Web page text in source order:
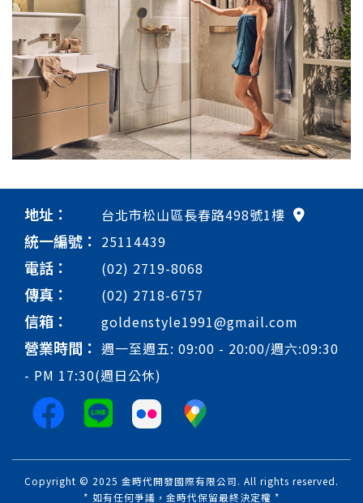
地址： 台北市松山區長春路498號1樓
統一編號： 25114439
電話： (02) 2719-8068
傳真： (02) 2718-6757
信箱： goldenstyle1991@gmail.com
營業時間： 週一至週五: 09:00 - 20:00/週六:09:30
- PM 17:30(週日公休)
Copyright © 2025 金時代開發國際有限公司. All rights reserved.
* 如有任何爭議，金時代保留最終決定權 *